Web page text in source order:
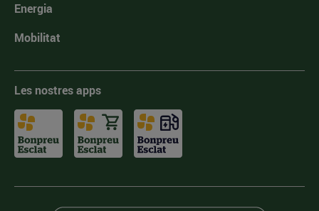
Energia
Mobilitat
Les nostres apps